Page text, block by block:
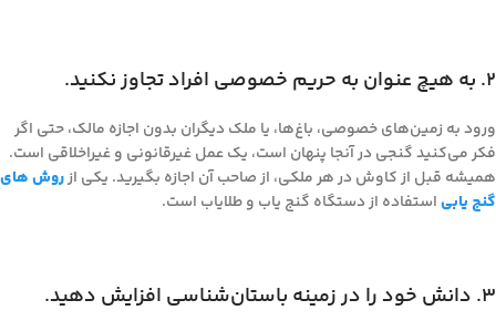
۲. به هیچ عنوان به حریم خصوصی افراد تجاوز نکنید.
ورود به زمین‌های خصوصی، باغ‌ها، یا ملک دیگران بدون اجازه مالک، حتی اگر
فکر می‌کنید گنجی در آنجا پنهان است، یک عمل غیرقانونی و غیراخلاقی است.
همیشه قبل از کاوش در هر ملکی، از صاحب آن اجازه بگیرید. یکی ازروش های
گنج یابیاستفاده از دستگاه گنج یاب و طلایاب است.
۳. دانش خود را در زمینه باستان‌شناسی افزایش دهید.